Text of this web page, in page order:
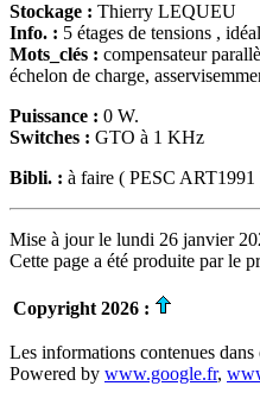
Stockage : Thierry LEQUEU
Info. : 5 étages de tensions ,
Mots_clés : compensateur
échelon de charge,
Puissance : 0 W.
Switches : GTO à 1 KHz
Bibli. : à faire ( PESC ART1991
Mise à jour le lundi 26 janvier
Cette page a été produite par le
Copyright 2026 :
Les informations contenues dans
Powered by www.google.fr,